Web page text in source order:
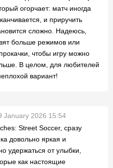
огорчает: матч иногда
и приручить
сложно. Надеюсь,
больше режимов или
чтобы игру можно
В целом, для любителей
вариант!
January 2026 15:54
Street Soccer, сразу
довольно яркая и
удержаться от улыбки,
как настоящие